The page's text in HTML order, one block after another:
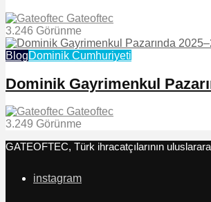
Gateoftec
3.246 Görünme
BlogDominik Cumhuriyeti
Dominik Gayrimenkul
Gateoftec
3.249 Görünme
GATEOFTEC, Türk ihracatçılarının
instagram